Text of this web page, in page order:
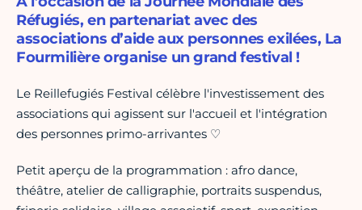
Réfugiés, en partenariat avec des
associations d’aide aux personnes exilées, La
Fourmilière organise un grand festival !
Le Reillefugiés Festival célèbre l'investissement des
associations qui agissent sur l'accueil et l'intégration
des personnes primo-arrivantes ♡
Petit aperçu de la programmation : afro dance,
théâtre, atelier de calligraphie, portraits suspendus,